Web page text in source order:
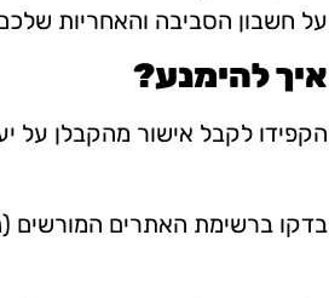
על חשבון הסביבה והאחריות
איך להימנע?
הקפידו לקבל אישור מהקבלן על
בדקו ברשימת האתרים המורשים